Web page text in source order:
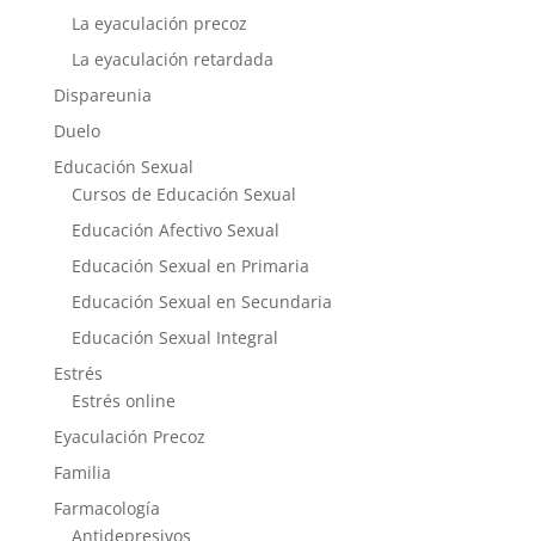
La eyaculación precoz
La eyaculación retardada
Dispareunia
Duelo
Educación Sexual
Cursos de Educación Sexual
Educación Afectivo Sexual
Educación Sexual en Primaria
Educación Sexual en Secundaria
Educación Sexual Integral
Estrés
Estrés online
Eyaculación Precoz
Familia
Farmacología
Antidepresivos